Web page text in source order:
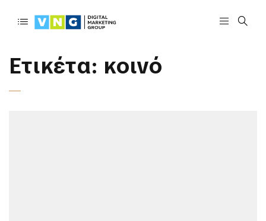
Ετικέτα: κοινό